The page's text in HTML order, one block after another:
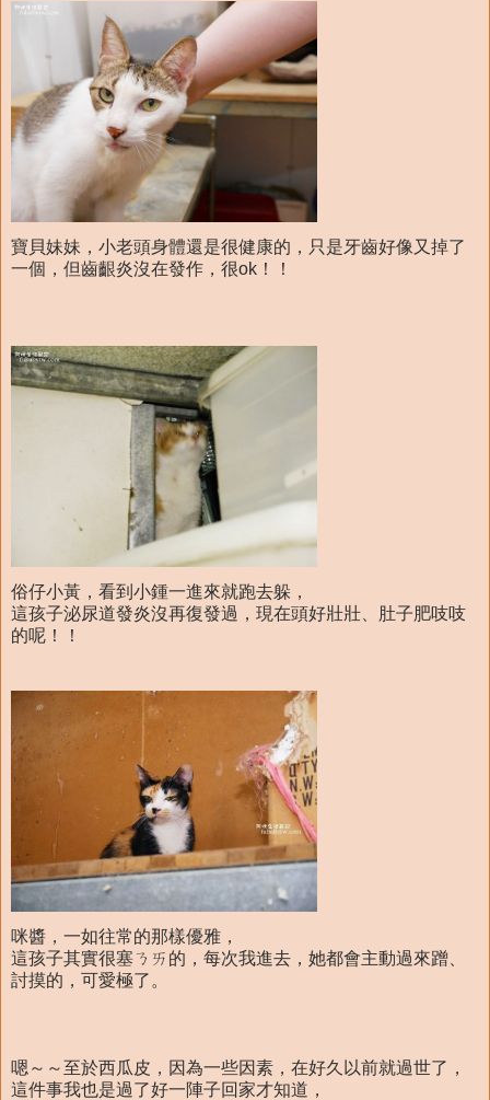
寶貝妹妹，小老頭身體還是很健康的，只是牙齒好像又掉了
一個，但齒齦炎沒在發作，很ok！！
俗仔小黃，看到小鍾一進來就跑去躲，
這孩子泌尿道發炎沒再復發過，現在頭好壯壯、肚子肥吱吱
的呢！！
咪醬，一如往常的那樣優雅，
這孩子其實很塞ㄋㄞ的，每次我進去，她都會主動過來蹭、
討摸的，可愛極了。
嗯～～至於西瓜皮，因為一些因素，在好久以前就過世了，
這件事我也是過了好一陣子回家才知道，